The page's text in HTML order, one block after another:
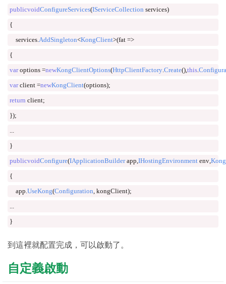
publicvoidConfigureServices(IServiceCollection services)
{
    services
AddSingleton<KongClient>(fat =>
{
var options =newKongClientOptions(HttpClientFactory Create(), this
var client =newKongClient(options);
return client;
});
}
publicvoidConfigure(IApplicationBuilder app IHostingEnvironment env
{
    app
UseKong(Configuration kongClient);
}
到這裡就配置完成，可以啟動了。
自定義啟動